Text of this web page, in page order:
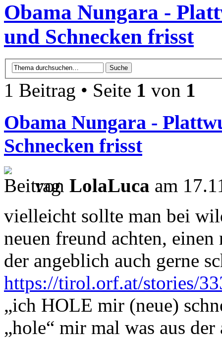
Obama Nungara -
und Schnecken frisst
1 Beitrag • Seite 1 von 1
Obama Nungara -
Schnecken frisst
von LolaLuca am
vielleicht sollte man bei
neuen freund achten,
der angeblich auch gerne
https://tirol.orf.at/stories/
„ich HOLE mir (neue)
„hole“ mir mal was aus